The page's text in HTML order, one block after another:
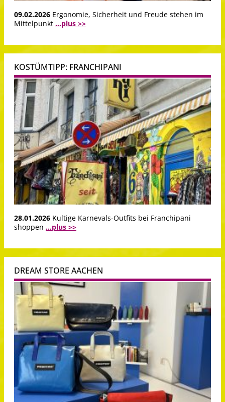
09.02.2026 Ergonomie, Sicherheit und Freude stehen im
Mittelpunkt ...plus >>
KOSTÜMTIPP: FRANCHIPANI
28.01.2026 Kultige Karnevals-Outfits bei Franchipani
shoppen ...plus >>
DREAM STORE AACHEN